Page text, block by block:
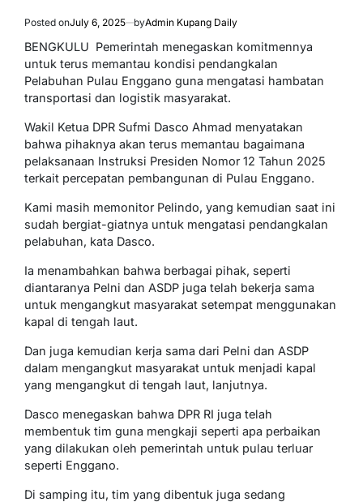
Posted onJuly 6, 2025 byAdmin Kupang Daily
BENGKULU  Pemerintah menegaskan komitmennya
untuk terus memantau kondisi pendangkalan
Pelabuhan Pulau Enggano guna mengatasi hambatan
transportasi dan logistik masyarakat.
Wakil Ketua DPR Sufmi Dasco Ahmad menyatakan
bahwa pihaknya akan terus memantau bagaimana
pelaksanaan Instruksi Presiden Nomor 12 Tahun 2025
terkait percepatan pembangunan di Pulau Enggano.
Kami masih memonitor Pelindo, yang kemudian saat ini
sudah bergiat-giatnya untuk mengatasi pendangkalan
pelabuhan, kata Dasco.
Ia menambahkan bahwa berbagai pihak, seperti
diantaranya Pelni dan ASDP juga telah bekerja sama
untuk mengangkut masyarakat setempat menggunakan
kapal di tengah laut.
Dan juga kemudian kerja sama dari Pelni dan ASDP
dalam mengangkut masyarakat untuk menjadi kapal
yang mengangkut di tengah laut, lanjutnya.
Dasco menegaskan bahwa DPR RI juga telah
membentuk tim guna mengkaji seperti apa perbaikan
yang dilakukan oleh pemerintah untuk pulau terluar
seperti Enggano.
Di samping itu, tim yang dibentuk juga sedang